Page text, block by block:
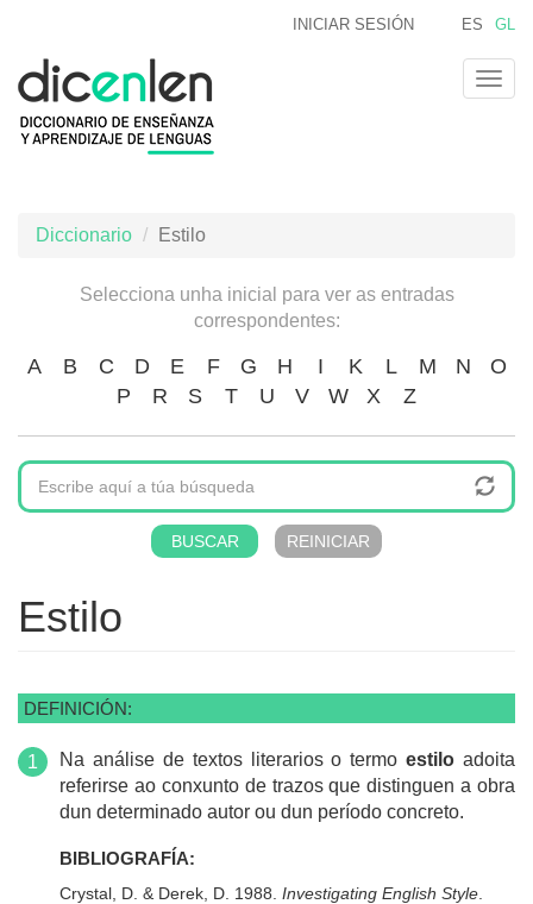
contido
principal
ES GL
INICIAR SESIÓN
Diccionario Estilo
Selecciona unha inicial para ver as entradas
correspondentes:
A B C D E F G H I K L M N
O
P
R S T U V W X Z
Estilo
DEFINICIÓN:
Na análise de textos literarios o termoestilo adoita
referirse ao conxunto de trazos que distinguen a obra
dun determinado autor ou dun período concreto.
BIBLIOGRAFÍA:
Crystal, D. & Derek, D. 1988. Investigating English Style